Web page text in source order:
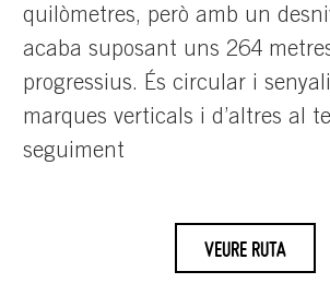
quilòmetres, però amb un
acaba suposant uns 264
progressius. És circular i
marques verticals i d’altres al
seguiment
VEURE RUTA